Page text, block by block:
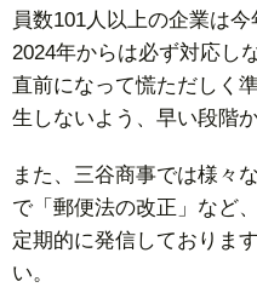
員数101人以上の企業は
2024年からは必ず対応し
直前になって慌ただしく
生しないよう、早い段階
また、三谷商事では様々
で「郵便法の改正」など
定期的に発信しておりま
い。